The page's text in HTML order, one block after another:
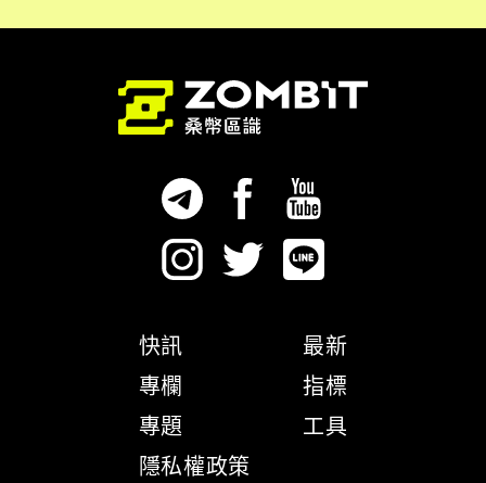
快訊
專欄
專題
隱私權政策
最新
指標
工具